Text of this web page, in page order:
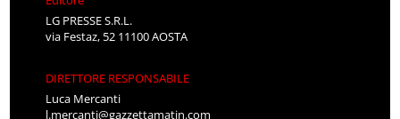
LG PRESSE S.R.L.
via Festaz, 52 11100 AOSTA
DIRETTORE RESPONSABILE
Luca Mercanti
l.mercanti@gazzettamatin.com